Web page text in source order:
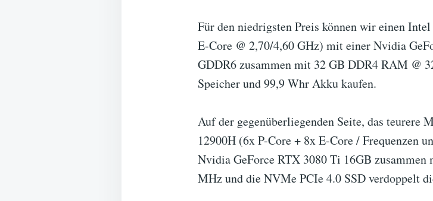
Für den niedrigsten Preis können wir einen
E-Core @ 2,70/4,60 GHz) mit einer Nvidia
GDDR6 zusammen mit 32 GB DDR4 RAM @
Speicher und 99,9 Whr Akku kaufen.
Auf der gegenüberliegenden Seite, das teurere
12900H (6x P-Core + 8x E-Core / Frequenzen
Nvidia GeForce RTX 3080 Ti 16GB
MHz und die NVMe PCIe 4.0 SSD verdoppelt